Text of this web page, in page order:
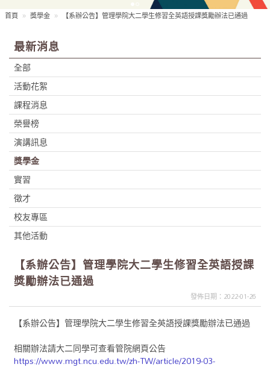
首頁 獎學金 【系辦公告】管理學院大二學生修習全英語授課獎勵辦法已通過
最新消息
全部
活動花絮
課程消息
榮譽榜
演講訊息
獎學金
實習
徵才
校友專區
其他活動
【系辦公告】管理學院大二學生修習全英語授課
獎勵辦法已通過
發佈日期：2022-01-26
【系辦公告】管理學院大二學生修習全英語授課獎勵辦法已通過
相關辦法請大二同學可查看管院網頁公告
https://www.mgt.ncu.edu.tw/zh-TW/article/2019-03-